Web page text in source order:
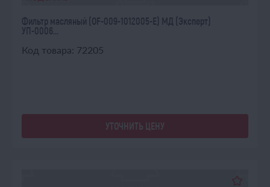
Фильтр масляный (OF-009-1012005-E) МД (Эксперт)
УП-0006...
Код товара: 72205
УТОЧНИТЬ ЦЕНУ